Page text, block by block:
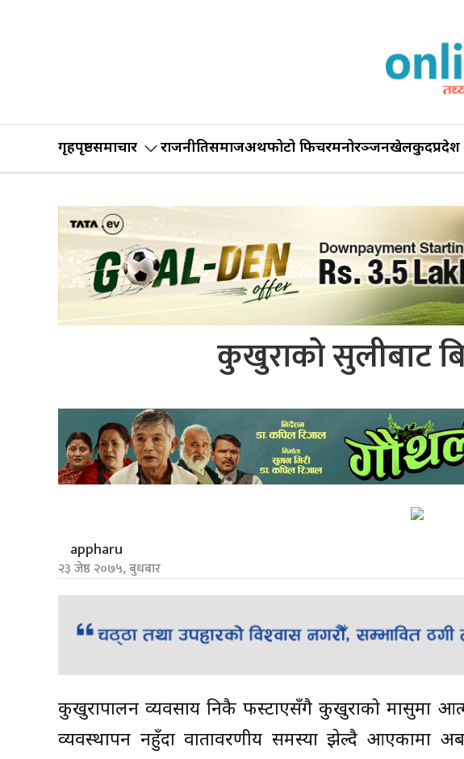
गृहपृष्ठसमाचार राजनीतिसमाजअर्थफोटो फिचरमनोरञ्जनखेलकुदप्रदेश
कुखुराकाे सुलीबाट
appharu
२३ जेष्ठ २०७५, बुधबार
कुखुरापालन व्यवसाय निकै फस्टाएसँगै कुखुराको मासुमा
व्यवस्थापन नहुँदा वातावरणीय समस्या झेल्दै आएकामा